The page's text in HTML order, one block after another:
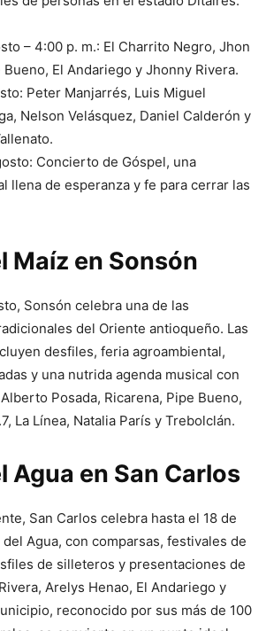
– 4:00 p. m.: El Charrito Negro, Jhon
El Andariego y Jhonny Rivera.
Peter Manjarrés, Luis Miguel
Nelson Velásquez, Daniel Calderón y
Concierto de Góspel, una
llena de esperanza y fe para cerrar las
Maíz en Sonsón
Sonsón celebra una de las
del Oriente antioqueño. Las
desfiles, feria agroambiental,
y una nutrida agenda musical con
Posada, Ricarena, Pipe Bueno,
La Línea, Natalia París y Trebolclán.
Agua en San Carlos
San Carlos celebra hasta el 18 de
Agua, con comparsas, festivales de
de silleteros y presentaciones de
Arelys Henao, El Andariego y
reconocido por sus más de 100